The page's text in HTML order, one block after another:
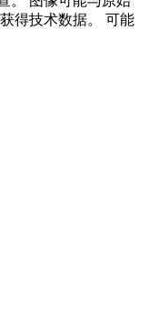
得技术数据。 可能